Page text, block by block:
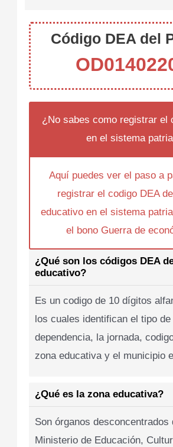
Código DEA del
¿No sabes como registrar el
en el sistema
Aquí puedes ver el paso a
registrar el codigo DEA
educativo en el sistema
el bono Guerra de
¿Qué son los códigos DEA
educativo?
Es un codigo de 10 dígitos
los cuales identifican el tipo de
dependencia, la jornada,
zona educativa y el municipio
¿Qué es la zona educativa?
Son órganos desconcentrados
Ministerio de Educación,